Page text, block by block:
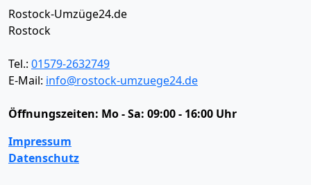
Rostock-Umzüge24.de
Rostock
Tel.: 01579-2632749
E-Mail: info@rostock-umzuege24.de
Öffnungszeiten: Mo - Sa: 09:00 - 16:00 Uhr
Impressum
Datenschutz